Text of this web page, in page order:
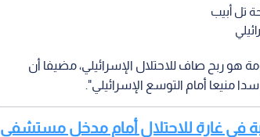
تل أبيب
هو ربح صاف للاحتلال الإسرائيلي، مضيفا أن
منيعا أمام التوسع الإسرائيلي".
فيديو.. الصحة اللبنانية: شهيد و11 إصابة في غارة للاحتلال أمام مدخل مستشفى